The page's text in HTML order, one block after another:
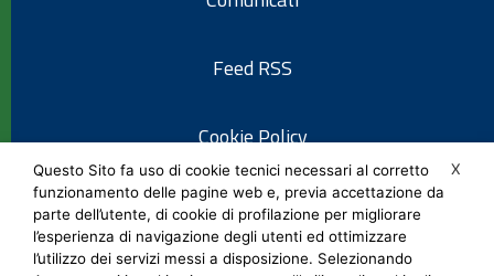
Feed RSS
Cookie Policy
Informativa privacy
X
Questo Sito fa uso di cookie tecnici necessari al corretto
funzionamento delle pagine web e, previa accettazione da
parte dell’utente, di cookie di profilazione per migliorare
l’esperienza di navigazione degli utenti ed ottimizzare
l’utilizzo dei servizi messi a disposizione. Selezionando